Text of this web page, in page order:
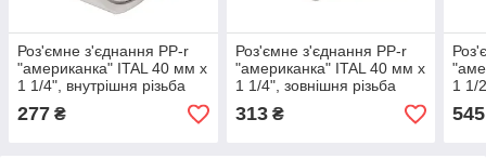
Роз'ємне з'єднання PP-r
"американка" ITAL 40 мм х
1 1/4", внутрішня різьба
277 ₴
Роз'ємне з'єднання PP-r
"американка" ITAL 40 мм х
1 1/4", зовнішня різьба
313₴
1 1/
545